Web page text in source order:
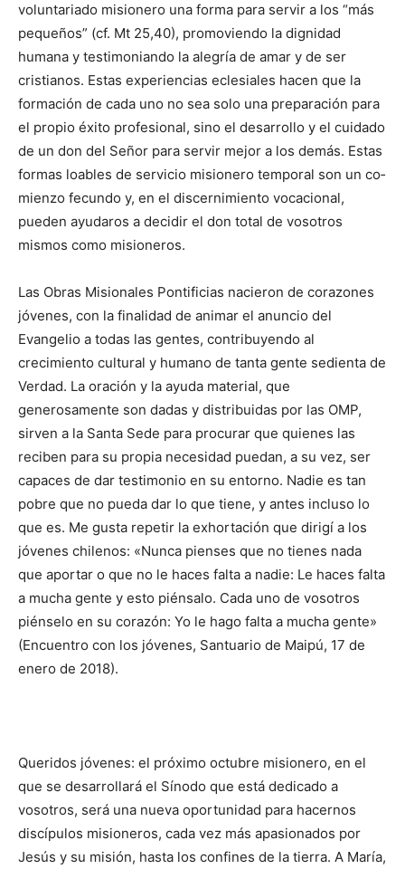
volunta­riado misionero una forma para servir a los “más
pe­queños” (cf. Mt 25,40), promoviendo la dignidad
humana y testimoniando la alegría de amar y de ser
cristianos. Estas experiencias eclesiales hacen que la
formación de cada uno no sea solo una preparación para
el propio éxito profesional, sino el desarrollo y el cuidado
de un don del Señor para servir mejor a los demás. Estas
formas loables de servicio misio­nero temporal son un co­
mienzo fecundo y, en el discernimiento vocacional,
pueden ayudaros a decidir el don total de vosotros
mismos como misioneros.
Las Obras Misionales Pontificias nacieron de co­razones
jóvenes, con la finalidad de animar el anuncio del
Evangelio a todas las gentes, contribu­yendo al
crecimiento cultural y humano de tanta gente sedienta de
Verdad. La oración y la ayuda ma­terial, que
generosamente son dadas y distribuidas por las OMP,
sirven a la Santa Sede para procurar que quienes las
reciben para su propia necesidad puedan, a su vez, ser
capa­ces de dar testimonio en su entorno. Nadie es tan
po­bre que no pueda dar lo que tiene, y antes incluso lo
que es. Me gusta repetir la exhortación que dirigí a los
jóvenes chilenos: «Nunca pienses que no tienes nada
que aportar o que no le haces falta a na­die: Le haces falta
a mucha gente y esto piénsalo. Cada uno de vosotros
piénselo en su corazón: Yo le hago falta a mucha gente»
(En­cuentro con los jóvenes, Santuario de Maipú, 17 de
enero de 2018).
Queridos jóvenes: el próximo octubre misione­ro, en el
que se desarrollará el Sínodo que está dedicado a
vosotros, será una nueva oportunidad para hacernos
discípulos misio­neros, cada vez más apasionados por
Jesús y su mi­sión, hasta los confines de la tierra. A María,